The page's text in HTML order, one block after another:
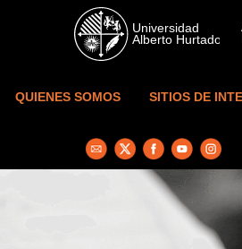
Skip to main content
QUIENES SOMOS SITIOS DE